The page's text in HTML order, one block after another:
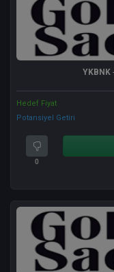
YKBNK
Hedef Fiyat
Potansiyel Getiri
0